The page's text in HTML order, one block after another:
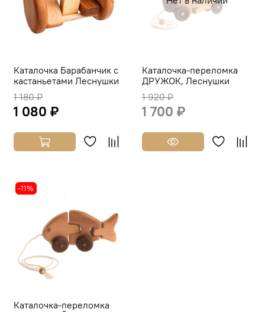
Каталочка Барабанчик с
кастаньетами Леснушки
1 180 ₽
1 080 ₽
Каталочка-переломка
ДРУЖОК, Леснушки
1 920 ₽
1 700 ₽
-11%
Каталочка-переломка